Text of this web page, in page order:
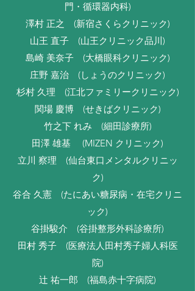
門・循環器内科)
澤村 正之 (新宿さくらクリニック)
山王 直子 (山王クリニック品川)
島崎 美奈子 (大橋眼科クリニック)
庄野 嘉治 (しょうのクリニック)
杉村 久理 (江北ファミリークリニック)
関場 慶博 (せきばクリニック)
竹之下 れみ (細田診療所)
田澤 雄基 (MIZEN クリニック)
立川 察理 (仙台東口メンタルクリニッ
ク)
谷合 久憲 (たにあい糖尿病・在宅クリニ
ック)
谷掛駿介 (谷掛整形外科診療所)
田村 秀子 (医療法人田村秀子婦人科医
院)
辻 祐一郎 (福島赤十字病院)